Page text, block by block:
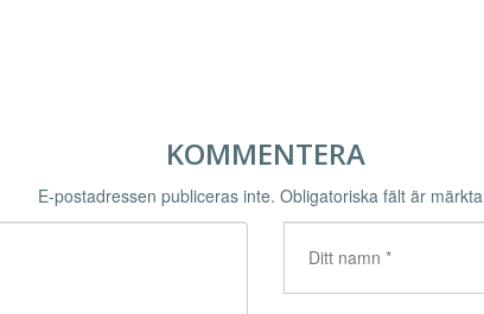
KOMMENTERA
E-postadressen publiceras inte. Obligatoriska fält är märkta